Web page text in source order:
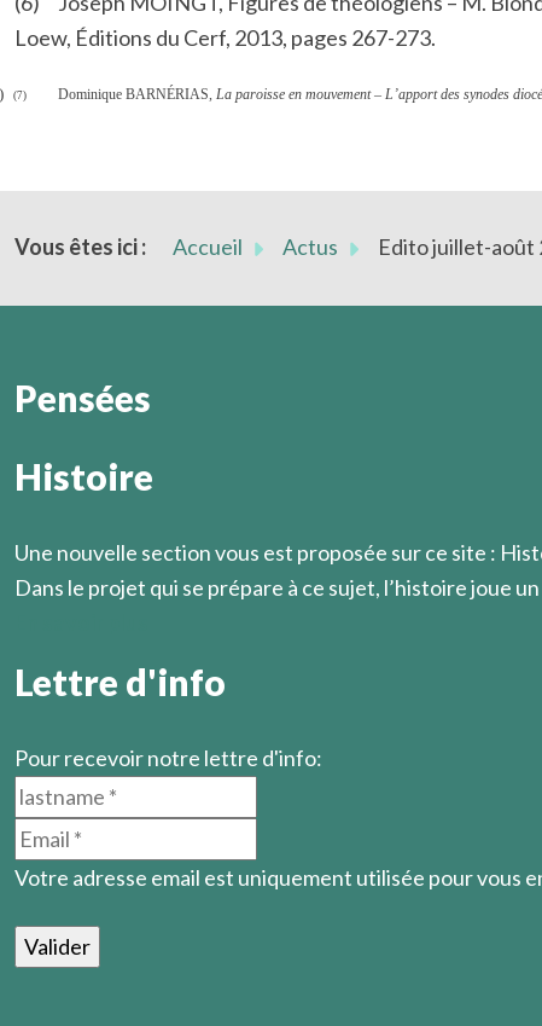
Loew, Éditions du Cerf, 2013, pages 267-273.
(7) Dominique BARNÉRIAS, La paroisse en mouvement – L’apport des synodes
Vous êtes ici : Accueil Actus Edito juillet-août
Pensées
Combien rares sont les chrétiens qui réfléchissent
Histoire
Une nouvelle section vous est proposée sur ce site :
Dans le projet qui se prépare à ce sujet, l’histoire joue
Lettre d'info
Pour recevoir notre lettre d'info:
Votre adresse email est uniquement utilisée pour vous